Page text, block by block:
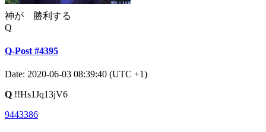
神が 勝利する
Q
Q-Post #4395
Date: 2020-06-03 08:39:40 (UTC +1)
Q !!Hs1Jq13jV6
9443386